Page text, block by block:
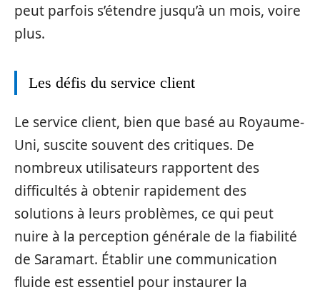
peut parfois s’étendre jusqu’à un mois, voire
plus.
Les défis du service client
Le service client, bien que basé au Royaume-
Uni, suscite souvent des critiques. De
nombreux utilisateurs rapportent des
difficultés à obtenir rapidement des
solutions à leurs problèmes, ce qui peut
nuire à la perception générale de la fiabilité
de Saramart. Établir une communication
fluide est essentiel pour instaurer la